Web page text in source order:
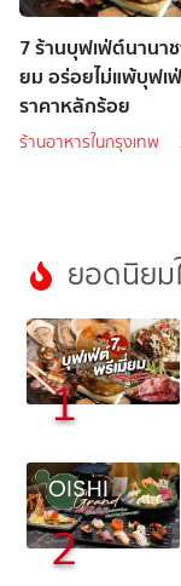
7 ร้านบุฟเฟ่ต์นานา
ยม อร่อยไม่แพ้บุฟเ
ราคาหลักร้อย
ร้านอาหารในกรุงเทพ
ยอดนิย
1
2